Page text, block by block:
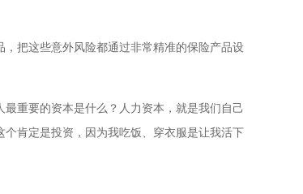
把这些意外风险都通过非常精准的保险产品设
重要的资本是什么？人力资本，就是我们自己
肯定是投资，因为我吃饭、穿衣服是让我活下